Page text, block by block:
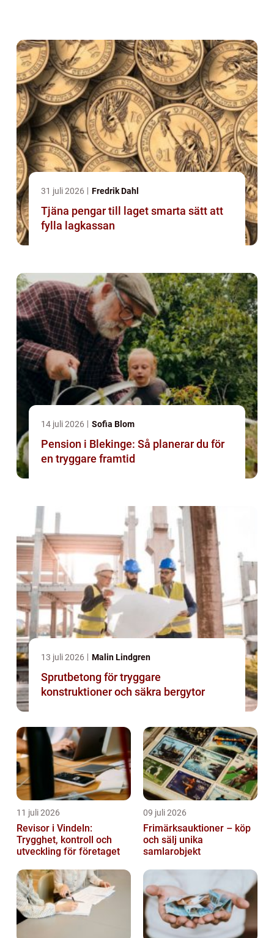
31 juli 2026 Fredrik Dahl
Tjäna pengar till laget smarta sätt att
fylla lagkassan
14 juli 2026 Sofia Blom
Pension i Blekinge: Så planerar du för
en tryggare framtid
13 juli 2026 Malin Lindgren
Sprutbetong för tryggare
konstruktioner och säkra bergytor
11 juli 2026
Revisor i Vindeln:
Trygghet, kontroll och
utveckling för företaget
09 juli 2026
Frimärksauktioner – köp
och sälj unika
samlarobjekt